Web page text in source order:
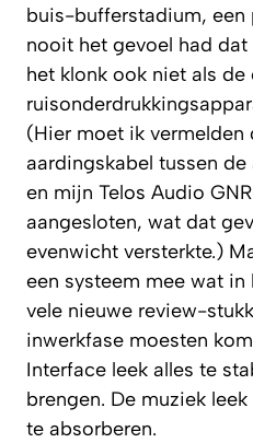
buis-bufferstadium, een
nooit het gevoel had
het klonk ook niet als de
(Hier moet ik vermelden
aardingskabel tussen de
en mijn Telos Audio
aangesloten, wat dat
evenwicht versterkte.)
een systeem mee wat
vele nieuwe review-
inwerkfase moesten
Interface leek alles te
brengen. De muziek
te absorberen.